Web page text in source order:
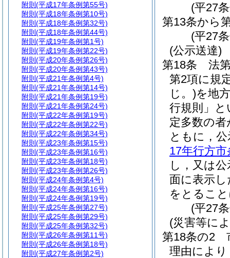
(平27
第13条から
(平27
(公示送達)
第18条
法
第2項に規
じ。)を地
行規則」と
定多数の
ともに，
17年行方
し，又は
面に表示
をとるこ
(平27
(災害等に
第18条の2
理由によ
附則 (平成17年条例第55号)
附則 (平成18年条例第10号)
附則 (平成18年条例第32号)
附則 (平成18年条例第44号)
附則 (平成19年条例第1号)
附則 (平成19年条例第22号)
附則 (平成20年条例第26号)
附則 (平成20年条例第43号)
附則 (平成21年条例第4号)
附則 (平成21年条例第14号)
附則 (平成21年条例第19号)
附則 (平成21年条例第24号)
附則 (平成22年条例第19号)
附則 (平成22年条例第22号)
附則 (平成22年条例第34号)
附則 (平成23年条例第15号)
附則 (平成23年条例第16号)
附則 (平成23年条例第18号)
附則 (平成23年条例第26号)
附則 (平成24年条例第4号)
附則 (平成24年条例第16号)
附則 (平成24年条例第19号)
附則 (平成25年条例第27号)
附則 (平成25年条例第29号)
附則 (平成25年条例第32号)
附則 (平成26年条例第11号)
附則 (平成26年条例第18号)
附則 (平成27年条例第2号)